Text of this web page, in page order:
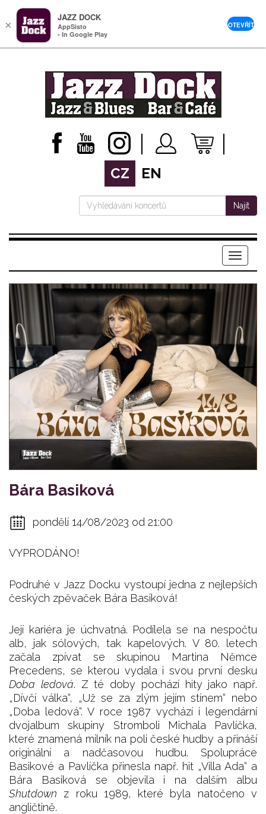
CZ EN
Najít
Menu
Bára Basiková
pondělí 14/08/2023 od 21:00
VYPRODÁNO!
Podruhé v Jazz Docku vystoupí jedna z nejlepších
českých zpěvaček Bára Basiková!
Její kariéra je úchvatná. Podílela se na nespočtu
alb, jak sólových, tak kapelových. V 80. letech
začala zpívat se skupinou Martina Němce
Precedens, se kterou vydala i svou první desku
Doba ledová. Z té doby pochází hity jako např.
„Dívčí válka“, „Už se za zlým jejím stínem“ nebo
„Doba ledová“. V roce 1987 vychází i legendární
dvojalbum skupiny Stromboli Michala Pavlíčka,
které znamená milník na poli české hudby a přináší
originální a nadčasovou hudbu. Spolupráce
Basikové a Pavlíčka přinesla např. hit „Villa Ada“ a
Bára Basiková se objevila i na dalším albu
Shutdown z roku 1989, které byla natočeno v
angličtině.
×
JAZZ DOCK
AppSisto
- In Google Play
OTEVŘÍT